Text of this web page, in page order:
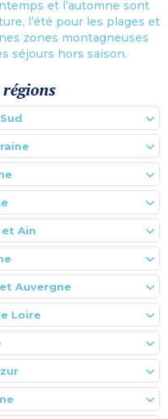
et l’automne sont
l’été pour les plages et
zones montagneuses
séjours hors saison.
Ain
Auvergne
Loire